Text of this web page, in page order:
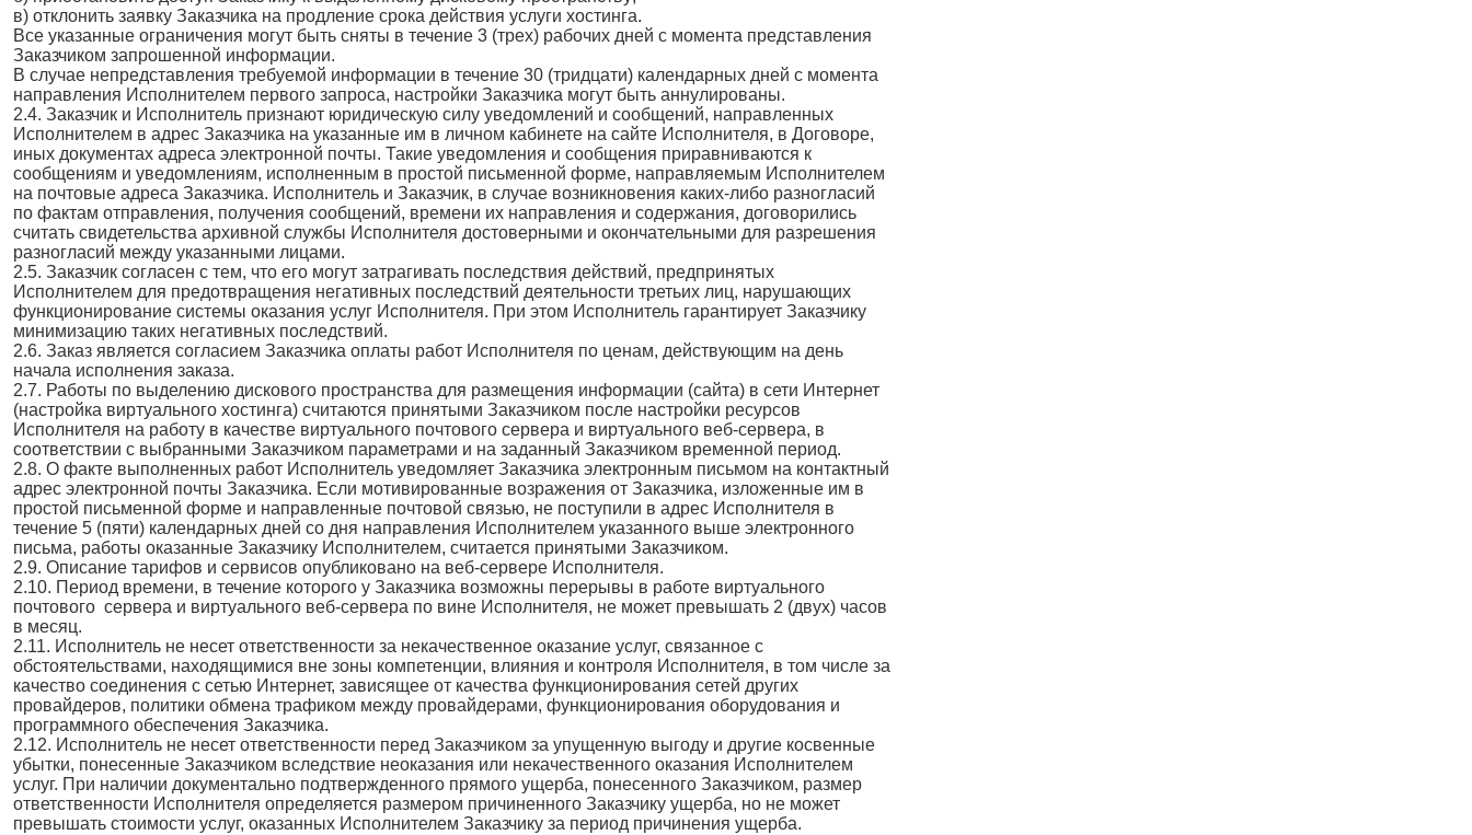
в) отклонить заявку Заказчика на продление срока действия услуги хостинга.
Все указанные ограничения могут быть сняты в течение 3 (трех) рабочих дней с момента представления
Заказчиком запрошенной информации.
В случае непредставления требуемой информации в течение 30 (тридцати) календарных дней с момента
направления Исполнителем первого запроса, настройки Заказчика могут быть аннулированы.
2.4. Заказчик и Исполнитель признают юридическую силу уведомлений и сообщений, направленных
Исполнителем в адрес Заказчика на указанные им в личном кабинете на сайте Исполнителя, в Договоре,
иных документах адреса электронной почты. Такие уведомления и сообщения приравниваются к
сообщениям и уведомлениям, исполненным в простой письменной форме, направляемым Исполнителем
на почтовые адреса Заказчика. Исполнитель и Заказчик, в случае возникновения каких-либо разногласий
по фактам отправления, получения сообщений, времени их направления и содержания, договорились
считать свидетельства архивной службы Исполнителя достоверными и окончательными для разрешения
разногласий между указанными лицами.
2.5. Заказчик согласен с тем, что его могут затрагивать последствия действий, предпринятых
Исполнителем для предотвращения негативных последствий деятельности третьих лиц, нарушающих
функционирование системы оказания услуг Исполнителя. При этом Исполнитель гарантирует Заказчику
минимизацию таких негативных последствий.
2.6. Заказ является согласием Заказчика оплаты работ Исполнителя по ценам, действующим на день
начала исполнения заказа.
2.7. Работы по выделению дискового пространства для размещения информации (сайта) в сети Интернет
(настройка виртуального хостинга) считаются принятыми Заказчиком после настройки ресурсов
Исполнителя на работу в качестве виртуального почтового сервера и виртуального веб-сервера, в
соответствии с выбранными Заказчиком параметрами и на заданный Заказчиком временной период.
2.8. О факте выполненных работ Исполнитель уведомляет Заказчика электронным письмом на контактный
адрес электронной почты Заказчика. Если мотивированные возражения от Заказчика, изложенные им в
простой письменной форме и направленные почтовой связью, не поступили в адрес Исполнителя в
течение 5 (пяти) календарных дней со дня направления Исполнителем указанного выше электронного
письма, работы оказанные Заказчику Исполнителем, считается принятыми Заказчиком.
2.9. Описание тарифов и сервисов опубликовано на веб-сервере Исполнителя.
2.10. Период времени, в течение которого у Заказчика возможны перерывы в работе виртуального
почтового сервера и виртуального веб-сервера по вине Исполнителя, не может превышать 2 (двух) часов
в месяц.
2.11. Исполнитель не несет ответственности за некачественное оказание услуг, связанное с
обстоятельствами, находящимися вне зоны компетенции, влияния и контроля Исполнителя, в том числе за
качество соединения с сетью Интернет, зависящее от качества функционирования сетей других
провайдеров, политики обмена трафиком между провайдерами, функционирования оборудования и
программного обеспечения Заказчика.
2.12. Исполнитель не несет ответственности перед Заказчиком за упущенную выгоду и другие косвенные
убытки, понесенные Заказчиком вследствие неоказания или некачественного оказания Исполнителем
услуг. При наличии документально подтвержденного прямого ущерба, понесенного Заказчиком, размер
ответственности Исполнителя определяется размером причиненного Заказчику ущерба, но не может
превышать стоимости услуг, оказанных Исполнителем Заказчику за период причинения ущерба.